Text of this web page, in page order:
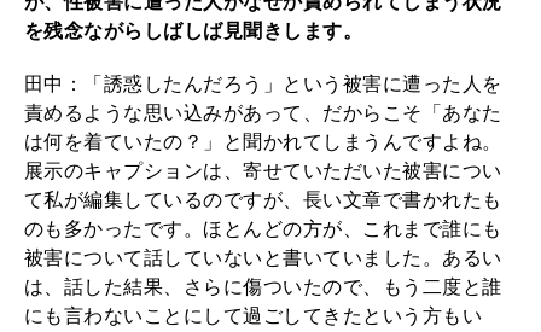
を残念ながらしばしば見聞きします。
田中：「誘惑したんだろう」という被害に遭った人を
責めるような思い込みがあって、だからこそ「あなた
は何を着ていたの？」と聞かれてしまうんですよね。
展示のキャプションは、寄せていただいた被害につい
て私が編集しているのですが、長い文章で書かれたも
のも多かったです。ほとんどの方が、これまで誰にも
被害について話していないと書いていました。あるい
は、話した結果、さらに傷ついたので、もう二度と誰
にも言わないことにして過ごしてきたという方もい